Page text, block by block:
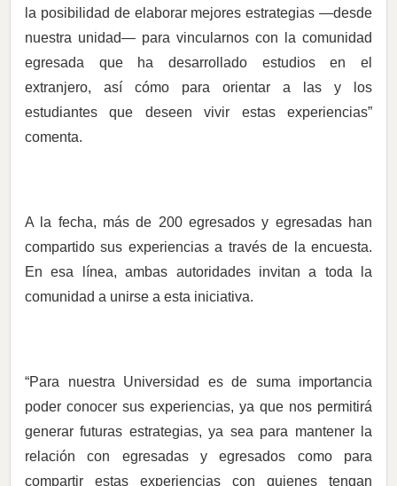
la posibilidad de elaborar mejores estrategias —desde
nuestra unidad— para vincularnos con la comunidad
egresada que ha desarrollado estudios en el
extranjero, así cómo para orientar a las y los
estudiantes que deseen vivir estas experiencias”
comenta.
A la fecha, más de 200 egresados y egresadas han
compartido sus experiencias a través de la encuesta.
En esa línea, ambas autoridades invitan a toda la
comunidad a unirse a esta iniciativa.
“Para nuestra Universidad es de suma importancia
poder conocer sus experiencias, ya que nos permitirá
generar futuras estrategias, ya sea para mantener la
relación con egresadas y egresados como para
compartir estas experiencias con quienes tengan